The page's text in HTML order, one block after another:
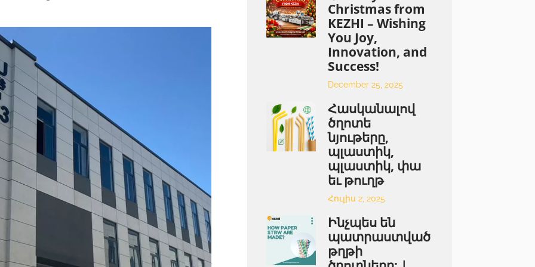
Christmas from
KEZHI – Wishing
You Joy,
Innovation, and
Success!
December 25, 2025
Հասկանալով
ծղոտե
նյութերը,
պլաստիկ,
պլաստիկ, փա
եւ թուղթ
Հուլիս 2, 2025
Ինչպես են
պատրաստված
թղթի